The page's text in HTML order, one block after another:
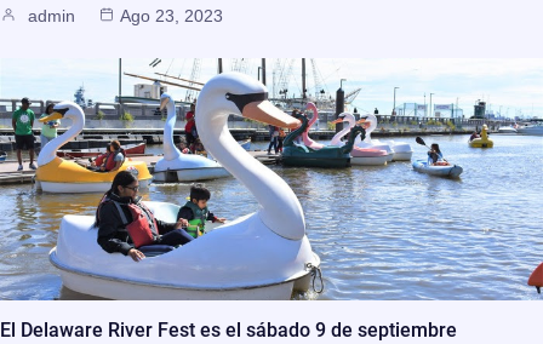
admin Ago 23, 2023
El Delaware River Fest es el sábado 9 de septiembre